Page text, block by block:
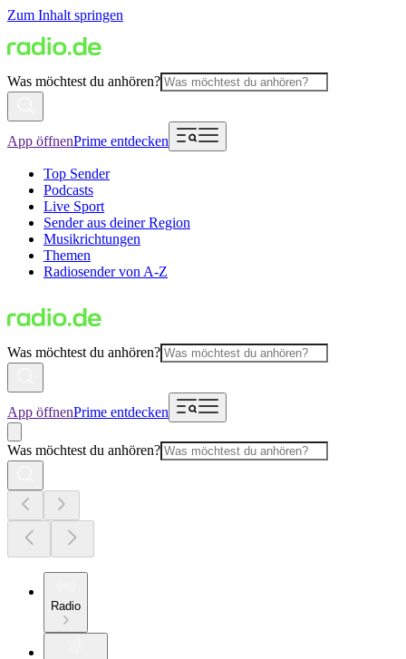
Zum Inhalt springen
Was möchtest du anhören?
App öffnenPrime entdecken
Top Sender
Podcasts
Live Sport
Sender aus deiner Region
Musikrichtungen
Themen
Radiosender von A-Z
Was möchtest du anhören?
App öffnenPrime entdecken
Was möchtest du anhören?
Radio